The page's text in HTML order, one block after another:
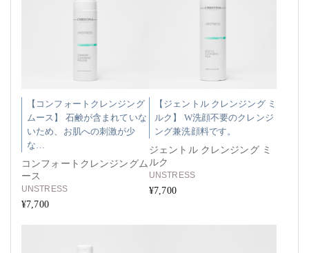
【コンフォートクレンジング
ムース】 石鹸が含まれていな
いため、お肌への刺激が少
な…
コンフォートクレンジングム
ース
UNSTRESS
¥7,700
【ジェントル クレンジング ミ
ルク】 W洗顔不要のクレンジ
ング兼洗顔料です。
ジェントル クレンジング ミ
ルク
UNSTRESS
¥7,700